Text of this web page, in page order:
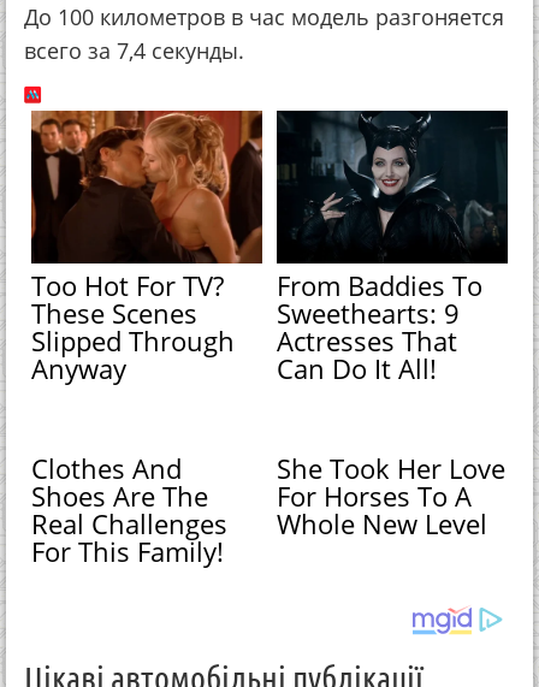
До 100 километров в час модель разгоняется
всего за 7,4 секунды.
Too Hot For TV?
These Scenes
Slipped Through
Anyway
From Baddies To
Sweethearts: 9
Actresses That
Can Do It All!
Clothes And
Shoes Are The
Real Challenges
For This Family!
She Took Her Love
For Horses To A
Whole New Level
Цікаві автомобільні публікації